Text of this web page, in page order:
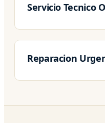
Servicio Tecnico
Reparacion